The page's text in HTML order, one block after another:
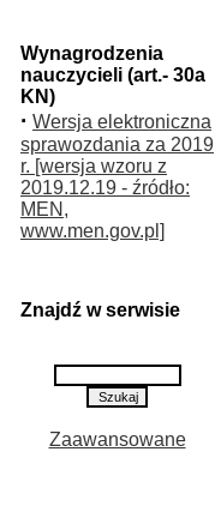
Wynagrodzenia
nauczycieli (art.- 30a
KN)
· Wersja elektroniczna
sprawozdania za 2019
r. [wersja wzoru z
2019.12.19 - źródło:
MEN,
www.men.gov.pl]
Znajdź w serwisie
Zaawansowane